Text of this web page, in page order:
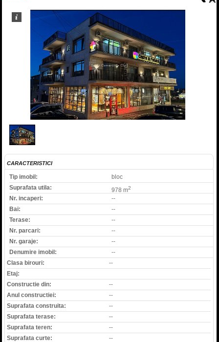
CARACTERISTICI
Tip imobil:
bloc
Suprafata utila:
978 m2
Nr. incaperi:
--
Bai:
--
Terase:
--
Nr. parcari:
--
Nr. garaje:
--
Denumire imobil:
--
Clasa birouri:
--
Etaj:
Constructie din:
--
Anul constructiei:
--
Suprafata construita:
--
Suprafata terase:
--
Suprafata teren:
--
Suprafata curte:
--